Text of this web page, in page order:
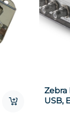
Zebra
USB,